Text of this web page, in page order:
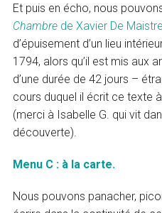
Et puis en écho, nous
Chambre de Xavier De
d’épuisement d’un lieu
1794, alors qu’il est mis aux
d’une durée de 42 jours –
cours duquel il écrit ce texte
(merci à Isabelle G. qui vit
découverte).
Menu C : à la carte.
Nous pouvons panacher,